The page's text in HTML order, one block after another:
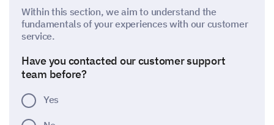
Within this section, we aim to understand the
fundamentals of your experiences with our customer
service.
Have you contacted our customer support
team before?
Yes